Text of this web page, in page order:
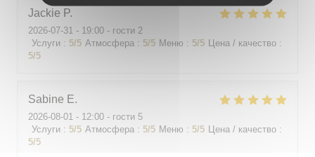
Jackie P
2026-07-31 - 19:00 - гости 2
Услуги : 5/5 Атмосфера : 5/5 Меню : 5/5 Цена / качество :
5/5
Sabine E
2026-08-01 - 12:00 - гости 5
Услуги : 5/5 Атмосфера : 5/5 Меню : 5/5 Цена / качество :
5/5